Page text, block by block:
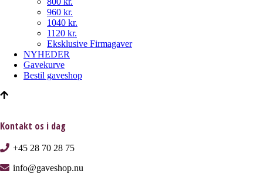
960 kr.
1040 kr.
1120 kr.
Eksklusive Firmagaver
NYHEDER
Gavekurve
Bestil gaveshop
Kontakt os i dag
+45 28 70 28 75
info@gaveshop.nu